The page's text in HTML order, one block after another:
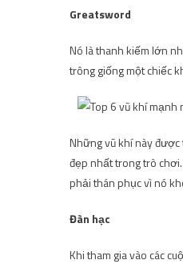
Greatsword
Nó là thanh kiếm lớn
trông giống một chiếc
Những vũ khí này
đẹp nhất trong trò
phải thán phục vì nó
Đàn hạc
Khi tham gia vào các